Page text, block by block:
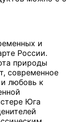
и
России.
природы
современное
любовь к
Юга